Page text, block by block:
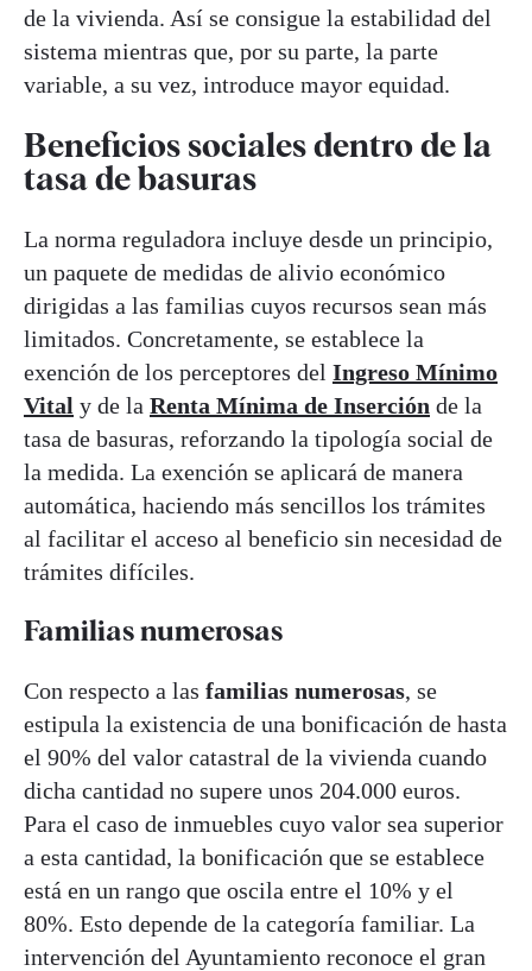
de la vivienda. Así se consigue la estabilidad del
sistema mientras que, por su parte, la parte
variable, a su vez, introduce mayor equidad.
Beneficios sociales dentro de la
tasa de basuras
La norma reguladora incluye desde un principio,
un paquete de medidas de alivio económico
dirigidas a las familias cuyos recursos sean más
limitados. Concretamente, se establece la
exención de los perceptores del Ingreso Mínimo
Vital y de la Renta Mínima de Inserción de la
tasa de basuras, reforzando la tipología social de
la medida. La exención se aplicará de manera
automática, haciendo más sencillos los trámites
al facilitar el acceso al beneficio sin necesidad de
trámites difíciles.
Familias numerosas
Con respecto a las familias numerosas, se
estipula la existencia de una bonificación de hasta
el 90% del valor catastral de la vivienda cuando
dicha cantidad no supere unos 204.000 euros.
Para el caso de inmuebles cuyo valor sea superior
a esta cantidad, la bonificación que se establece
está en un rango que oscila entre el 10% y el
80%. Esto depende de la categoría familiar. La
intervención del Ayuntamiento reconoce el gran